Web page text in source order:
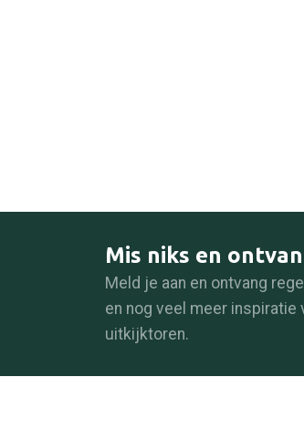
Mis niks en
Meld je aan en ontvang
en nog veel meer inspiratie
uitkijktoren.